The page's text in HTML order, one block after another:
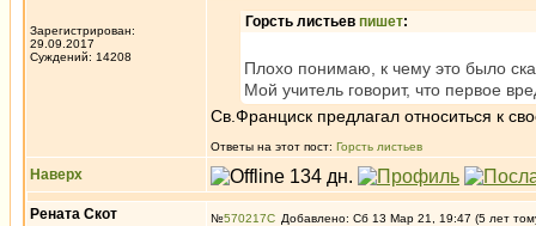
Зарегистрирован:
29.09.2017
Суждений: 14208
Горсть листьев пишет:
Плохо понимаю, к чему это было
Мой учитель говорит, что первое
Св.Франциск предлагал относиться к
Ответы на этот пост: Горсть листьев
Наверх
Рената Скот №570217 Добавлено: Сб 13 Мар 21, 19:47 (5 лет